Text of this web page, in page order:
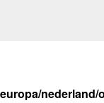
nederland/